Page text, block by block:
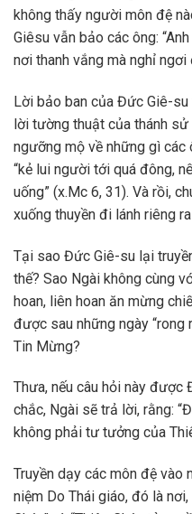
không thấy người môn đệ
Giêsu vẫn bảo các ông:
nơi thanh vắng mà nghỉ ngơi
Lời bảo ban của Đức Giê-
lời tường thuật của thánh
ngưỡng mộ về những gì
“kẻ lui người tới quá đông,
uống” (x.Mc 6, 31). Và rồi,
xuống thuyền đi lánh riêng
Tại sao Đức Giê-su lại
thế? Sao Ngài không cùng
hoan, liên hoan ăn mừng
được sau những ngày
Tin Mừng?
Thưa, nếu câu hỏi này
chắc, Ngài sẽ trả lời, rằng:
không phải tư tưởng của
Truyền dạy các môn đệ vào
niệm Do Thái giáo, đó là